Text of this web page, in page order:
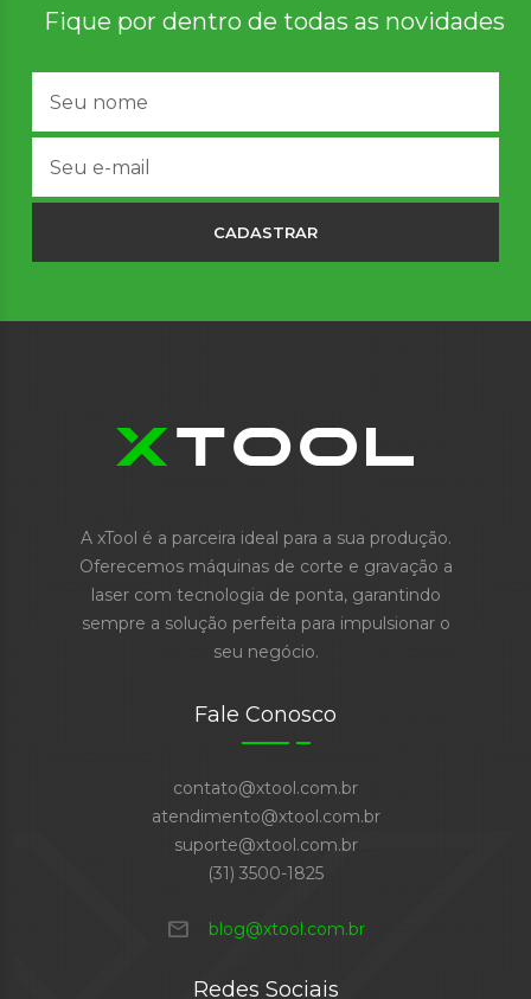
Fique por dentro de todas as novidades
CADASTRAR
A xTool é a parceira ideal para a sua produção.
Oferecemos máquinas de corte e gravação a
laser com tecnologia de ponta, garantindo
sempre a solução perfeita para impulsionar o
seu negócio.
Fale Conosco
contato@xtool.com.br
atendimento@xtool.com.br
suporte@xtool.com.br
(31) 3500-1825
mail blog@xtool.com.br
Redes Sociais